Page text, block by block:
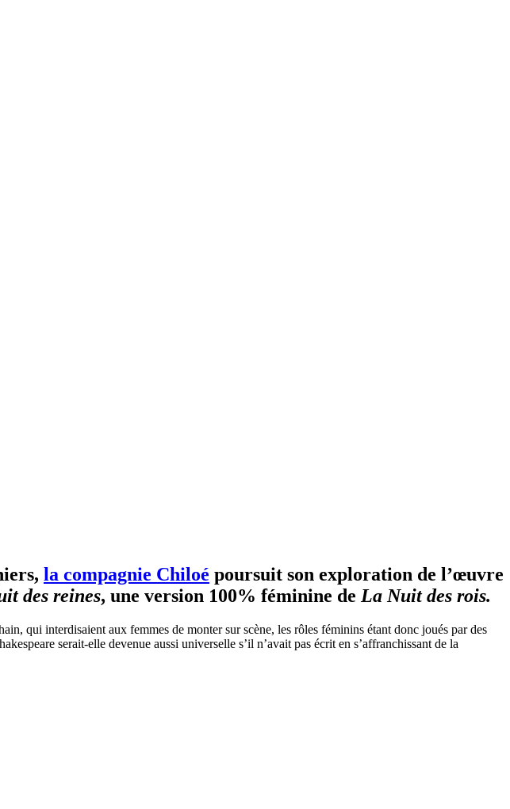
la compagnie Chiloé poursuit son exploration de l’œuvre
des reines, une version 100% féminine de La Nuit des rois.
qui interdisaient aux femmes de monter sur scène, les rôles féminins étant donc joués par des
serait-elle devenue aussi universelle s’il n’avait pas écrit en s’affranchissant de la